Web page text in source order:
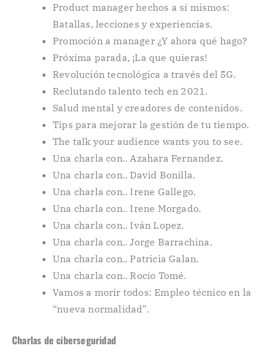
Product manager hechos a sí mismos:
Batallas, lecciones y experiencias.
Promoción a manager ¿Y ahora qué hago?
Próxima parada, ¡La que quieras!
Revolución tecnológica a través del 5G.
Reclutando talento tech en 2021.
Salud mental y creadores de contenidos.
Tips para mejorar la gestión de tu tiempo.
The talk your audience wants you to see.
Una charla con.. Azahara Fernandez.
Una charla con.. David Bonilla.
Una charla con.. Irene Gallego.
Una charla con.. Irene Morgado.
Una charla con.. Iván Lopez.
Una charla con.. Jorge Barrachina.
Una charla con.. Patricia Galan.
Una charla con.. Rocío Tomé.
Vamos a morir todos: Empleo técnico en la
“nueva normalidad”.
Charlas de ciberseguridad